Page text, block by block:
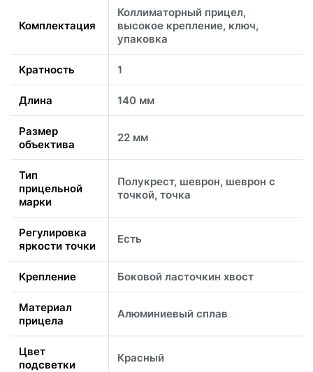
Комплектация
Коллиматорный прицел,
высокое крепление, ключ,
упаковка
Кратность 1
Длина 140 мм
Размер
объектива
22 мм
Тип
прицельной
марки
Полукрест, шеврон, шеврон с
точкой, точка
Регулировка
яркости точки
Есть
Крепление Боковой ласточкин хвост
Материал
прицела
Алюминиевый сплав
Цвет
подсветки
Красный